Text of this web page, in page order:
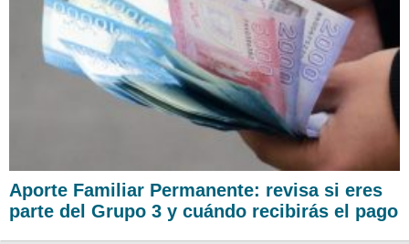
Aporte Familiar Permanente: revisa si eres
parte del Grupo 3 y cuándo recibirás el pago